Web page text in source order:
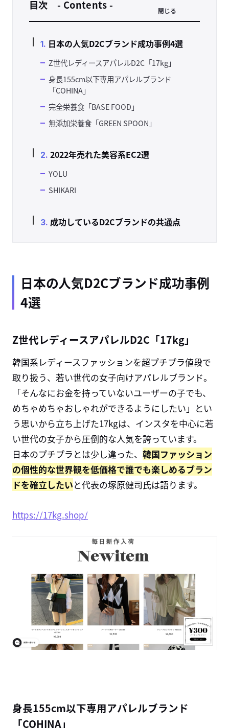
閉じる
目次 - Contents -
日本の人気D2Cブランド成功事例4選
Z世代レディースアパレルD2C「17kg」
身長155cm以下専用アパレルブランド
「COHINA」
完全栄養食「BASE FOOD」
無添加栄養食「GREEN SPOON」
2022年売れた美容系EC2選
YOLU
SHIKARI
成功しているD2Cブランドの共通点
日本の人気D2Cブランド成功事例
4選
Z世代レディースアパレルD2C「17kg」
韓国系レディースファッションを超プチプラ値段で
取り扱う、若い世代の女子向けアパレルブランド。
「そんなにお金を持っていないユーザーの子でも、
めちゃめちゃおしゃれができるようにしたい」とい
う思いから立ち上げた17kgは、インスタを中心に若
い世代の女子から圧倒的な人気を誇っています。
日本のプチプラとは少し違った、 韓国ファッション
の個性的な世界観を低価格で誰でも楽しめるブラン
ドを確立したいと代表の塚原健司氏は語ります。
https://17kg.shop/
身長155cm以下専用アパレルブランド
「COHINA」